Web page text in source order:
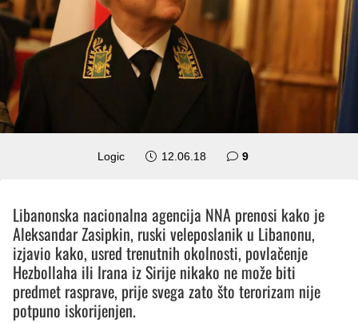
Logic 12.06.18 9komentara
Libanonska nacionalna agencija NNA prenosi kako je
Aleksandar Zasipkin, ruski veleposlanik u Libanonu,
izjavio kako, usred trenutnih okolnosti, povlačenje
Hezbollaha ili Irana iz Sirije nikako ne može biti
predmet rasprave, prije svega zato što terorizam nije
potpuno iskorijenjen.